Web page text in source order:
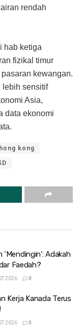
rendah
hab ketiga
fizikal timur
kewangan.
lebih sensitif
Asia,
data ekonomi
hong kong
Adakah
Faedah?
2026 0
Kerja Kanada Terus
2026 0